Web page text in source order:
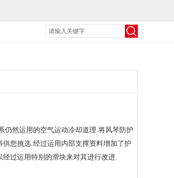
仍然运用的空气运动冷却道理.将风琴防护
您挑选.经过运用内部支撑资料增加了护
过运用特别的滑块来对其进行改进.